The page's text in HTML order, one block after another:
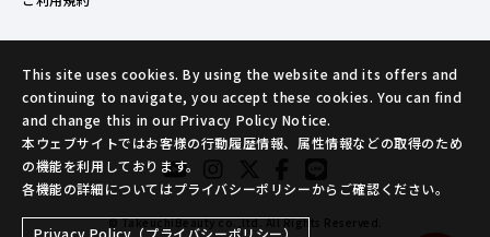
© TakeuchiBeauty co.,ltd. All Rights Reserved.
This site uses cookies. By using the website and its offers and
continuing to navigate, you accept these cookies. You can find
and change this in our Privacy Policy Notice.
本ウェブサイトではお客様の行動履歴情報、属性情報などの取得のため
の機能を利用しております。
各機能の詳細についてはプライバシーポリシーからご確認ください。
Privacy Policy（プライバシーポリシー）